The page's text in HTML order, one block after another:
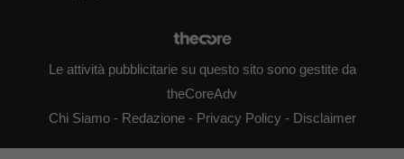
Le attività pubblicitarie su questo sito sono gestite da
theCoreAdv
Chi Siamo- Redazione- Privacy Policy - Disclaimer